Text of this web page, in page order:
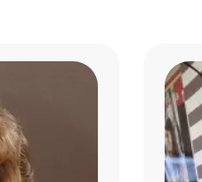
Алексей
Катерина
Марк